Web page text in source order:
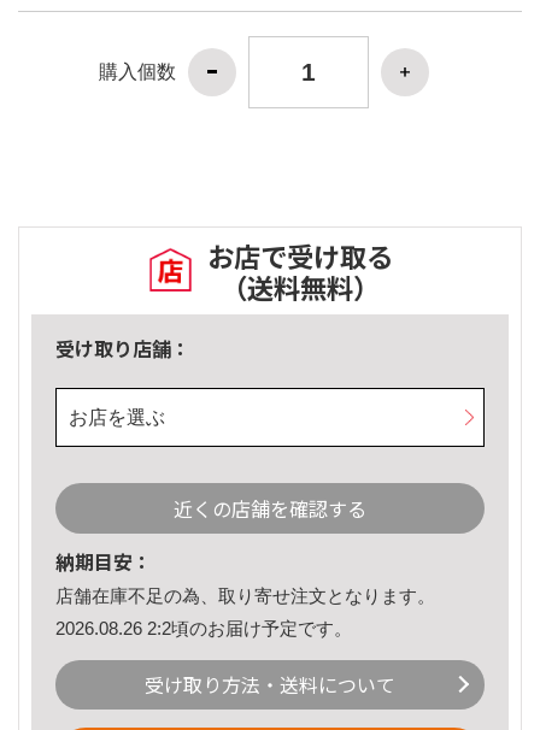
購入個数
お店で受け取る
（送料無料）
受け取り店舗：
お店を選ぶ
近くの店舗を確認する
納期目安：
店舗在庫不足の為、取り寄せ注文となります。
2026.08.26 2:2頃のお届け予定です。
受け取り方法・送料について